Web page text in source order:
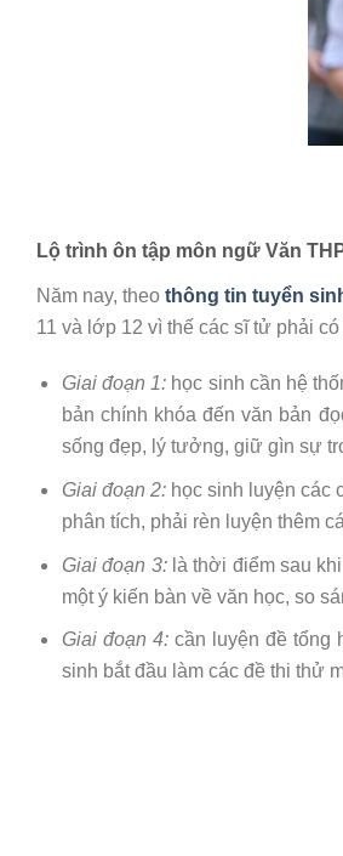
Lộ trình ôn tập môn ngữ Văn
Năm nay, theo thông tin tuyển
11 và lớp 12 vì thế các sĩ tử phải
Giai đoạn 1: học sinh cần hệ
bản chính khóa đến văn bản
sống đẹp, lý tưởng, giữ gìn sự
Giai đoạn 2:học sinh luyện các
phân tích, phải rèn luyện thêm
Giai đoạn 3:là thời điểm sau khi
một ý kiến bàn về văn học, so
Giai đoạn 4:cần luyện đề tổng
sinh bắt đầu làm các đề thi thử